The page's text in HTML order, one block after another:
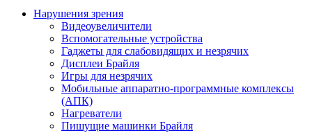
Нарушения зрения
Видеоувеличители
Вспомогательные устройства
Гаджеты для слабовидящих и незрячих
Дисплеи Брайля
Игры для незрячих
Мобильные аппаратно-программные комплексы
(АПК)
Нагреватели
Пишущие машинки Брайля